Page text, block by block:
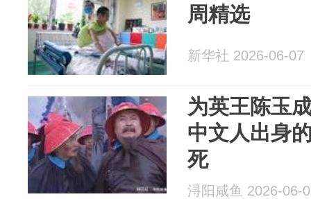
周精选
新华社 2026-06-07
为英王陈玉
中文人出身
死
浔阳咸鱼 2026-06-